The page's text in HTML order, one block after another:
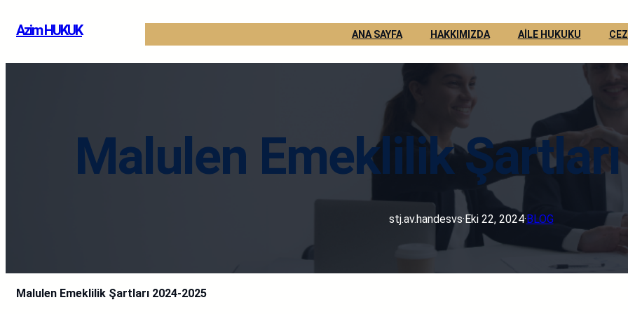
geç
Azim HUKUK ANA SAYFA HAKKIMIZDA AİLE HUKUKU
Malulen Emeklilik
stj.av.handesvs·Eki 22, 2024·BLOG
Malulen Emeklilik Şartları 2024-2025